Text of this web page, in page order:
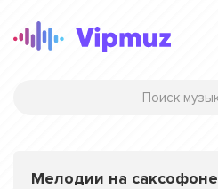
Мелодии на саксофоне